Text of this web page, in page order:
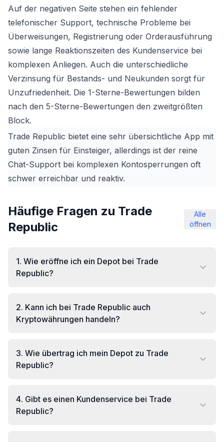
Auf der negativen Seite stehen ein fehlender
telefonischer Support, technische Probleme bei
Überweisungen, Registrierung oder Orderausführung
sowie lange Reaktionszeiten des Kundenservice bei
komplexen Anliegen. Auch die unterschiedliche
Verzinsung für Bestands- und Neukunden sorgt für
Unzufriedenheit. Die 1-Sterne-Bewertungen bilden
nach den 5-Sterne-Bewertungen den zweitgrößten
Block.
Trade Republic bietet eine sehr übersichtliche App mit
guten Zinsen für Einsteiger, allerdings ist der reine
Chat-Support bei komplexen Kontosperrungen oft
schwer erreichbar und reaktiv.
Häufige Fragen zu Trade
Republic
Alle
öffnen
1. Wie eröffne ich ein Depot bei Trade
Republic?
2. Kann ich bei Trade Republic auch
Kryptowährungen handeln?
3. Wie übertrag ich mein Depot zu Trade
Republic?
4. Gibt es einen Kundenservice bei Trade
Republic?